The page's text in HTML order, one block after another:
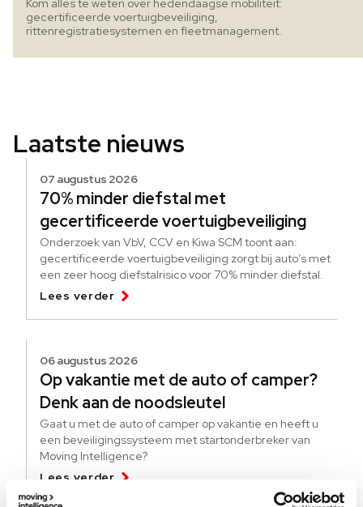
Kom alles te weten over hedendaagse mobiliteit:
gecertificeerde voertuigbeveiliging,
rittenregistratiesystemen en fleetmanagement.
Laatste nieuws
07 augustus 2026
70% minder diefstal met
gecertificeerde voertuigbeveiliging
Onderzoek van VbV, CCV en Kiwa SCM toont aan:
gecertificeerde voertuigbeveiliging zorgt bij auto’s met
een zeer hoog diefstalrisico voor 70% minder diefstal.
Lees verder
06 augustus 2026
Op vakantie met de auto of camper?
Denk aan de noodsleutel
Gaat u met de auto of camper op vakantie en heeft u
een beveiligingssysteem met startonderbreker van
Moving Intelligence?
Lees verder